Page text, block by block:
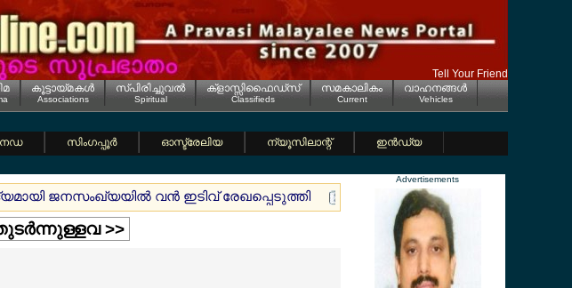
Tell Your Friend
കൂട്ടായ്മകള്‍
Associations
സ്പിരിച്ചുവല്‍
Spiritual
ക്ളാസ്സിഫൈഡ്സ്
Classifieds
സമകാലികം
Current
വാഹനങ്ങള്‍
Vehicles
സിംഗപ്പൂര്‍ ഓസ്ട്രേലിയ ന്യൂസിലാന്റ്
ഇന്‍ഡ്യ
ജനസംഖ്യയില്‍ വന്‍ ഇടിവ് രേഖപ്പെടുത്തി ജര്‍മ്മനിയെ കണ്ണീരിലാഴ്ത്തി ആ
>>
Advertisements